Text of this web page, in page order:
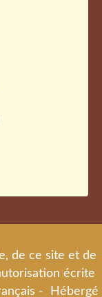
de ce site et de
écrite
- Hébergé